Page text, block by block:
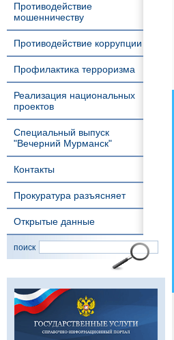
Противодействие
мошенничеству
Противодействие коррупции
Профилактика терроризма
Реализация национальных
проектов
Специальный выпуск
"Вечерний Мурманск"
Контакты
Прокуратура разъясняет
Открытые данные
поиск